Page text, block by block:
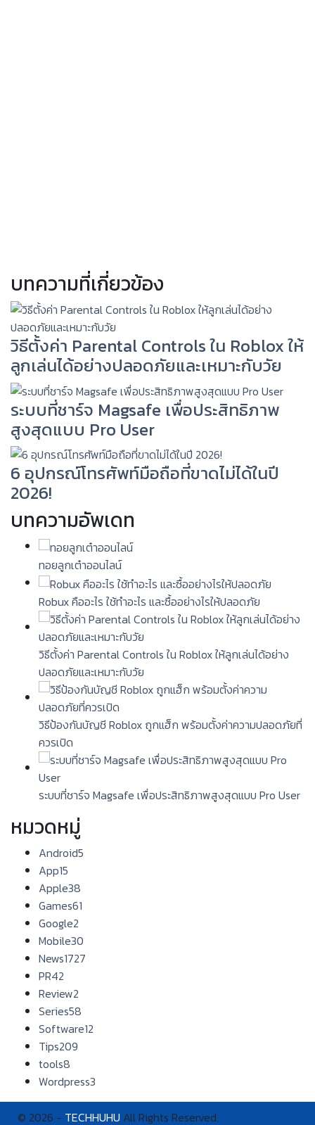
บทความที่เกี่ยวข้อง
วิธีตั้งค่า Parental Controls ใน Roblox ให้
ลูกเล่นได้อย่างปลอดภัยและเหมาะกับวัย
ระบบที่ชาร์จ Magsafe เพื่อประสิทธิภาพ
สูงสุดแบบ Pro User
6 อุปกรณ์โทรศัพท์มือถือที่ขาดไม่ได้ในปี
2026!
บทความอัพเดท
ทอยลูกเต๋าออนไลน์
Robux คืออะไร ใช้ทำอะไร และซื้ออย่างไรให้ปลอดภัย
วิธีตั้งค่า Parental Controls ใน Roblox ให้ลูกเล่นได้อย่าง
ปลอดภัยและเหมาะกับวัย
วิธีป้องกันบัญชี Roblox ถูกแฮ็ก พร้อมตั้งค่าความปลอดภัยที่
ควรเปิด
ระบบที่ชาร์จ Magsafe เพื่อประสิทธิภาพสูงสุดแบบ Pro User
หมวดหมู่
Android5
App15
Apple38
Games61
Google2
Mobile30
News1727
PR42
Review2
Series58
Software12
Tips209
tools8
Wordpress3
© 2026 - TECHHUHU All Rights Reserved.